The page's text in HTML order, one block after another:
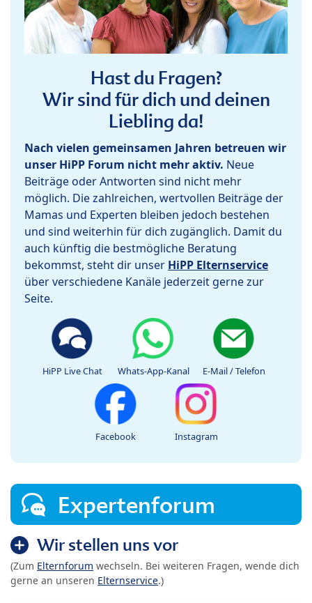
Hast du Fragen?
Wir sind für dich und deinen
Liebling da!
Nach vielen gemeinsamen Jahren betreuen wir
unser HiPP Forum nicht mehr aktiv. Neue
Beiträge oder Antworten sind nicht mehr
möglich. Die zahlreichen, wertvollen Beiträge der
Mamas und Experten bleiben jedoch bestehen
und sind weiterhin für dich zugänglich. Damit du
auch künftig die bestmögliche Beratung
bekommst, steht dir unser HiPP Elternservice
über verschiedene Kanäle jederzeit gerne zur
Seite.
HiPP Live Chat Whats-App-Kanal E-Mail / Telefon
Facebook Instagram
Expertenforum
Wir stellen uns vor
(Zum Elternforum wechseln. Bei weiteren Fragen, wende dich
gerne an unseren Elternservice.)